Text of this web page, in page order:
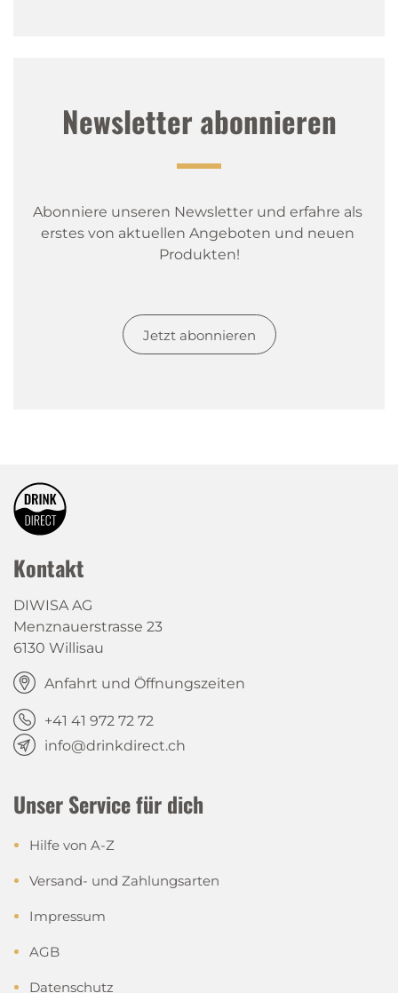
Newsletter abonnieren
Abonniere unseren Newsletter und erfahre als
erstes von aktuellen Angeboten und neuen
Produkten!
Jetzt abonnieren
Kontakt
DIWISA AG
Menznauerstrasse 23
6130 Willisau
Anfahrt und Öffnungszeiten
+41 41 972 72 72
info@drinkdirect.ch
Unser Service für dich
Hilfe von A-Z
Versand- und Zahlungsarten
Impressum
AGB
Datenschutz